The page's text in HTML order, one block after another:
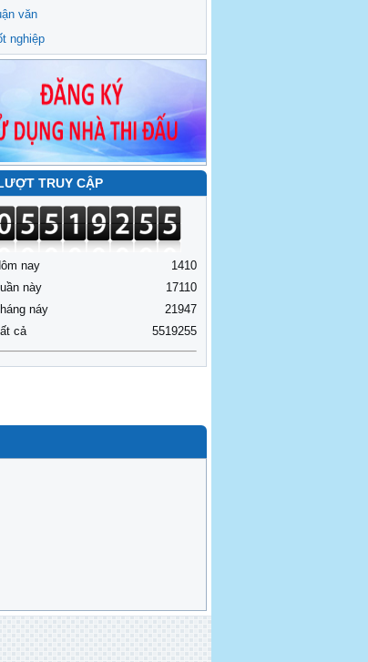
văn
nghiệp
TRUY CẬP
nay
này
náy
cả
1410
17110
21947
5519255